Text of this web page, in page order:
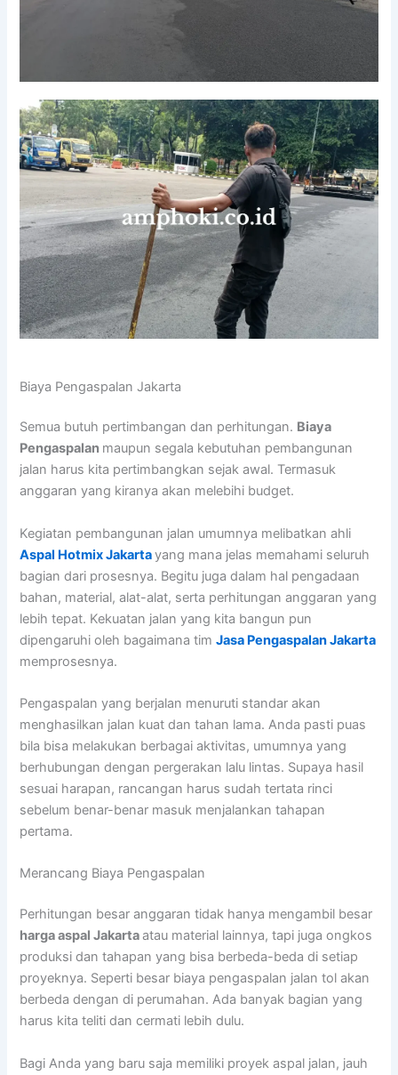
Biaya Pengaspalan Jakarta
Semua butuh pertimbangan dan perhitungan. Biaya
Pengaspalan maupun segala kebutuhan pembangunan
jalan harus kita pertimbangkan sejak awal. Termasuk
anggaran yang kiranya akan melebihi budget.
Kegiatan pembangunan jalan umumnya melibatkan ahli
Aspal Hotmix Jakartayang mana jelas memahami seluruh
bagian dari prosesnya. Begitu juga dalam hal pengadaan
bahan, material, alat-alat, serta perhitungan anggaran yang
lebih tepat. Kekuatan jalan yang kita bangun pun
dipengaruhi oleh bagaimana timJasa Pengaspalan Jakarta
memprosesnya.
Pengaspalan yang berjalan menuruti standar akan
menghasilkan jalan kuat dan tahan lama. Anda pasti puas
bila bisa melakukan berbagai aktivitas, umumnya yang
berhubungan dengan pergerakan lalu lintas. Supaya hasil
sesuai harapan, rancangan harus sudah tertata rinci
sebelum benar-benar masuk menjalankan tahapan
pertama.
Merancang Biaya Pengaspalan
Perhitungan besar anggaran tidak hanya mengambil besar
harga aspal Jakartaatau material lainnya, tapi juga ongkos
produksi dan tahapan yang bisa berbeda-beda di setiap
proyeknya. Seperti besar biaya pengaspalan jalan tol akan
berbeda dengan di perumahan. Ada banyak bagian yang
harus kita teliti dan cermati lebih dulu.
Bagi Anda yang baru saja memiliki proyek aspal jalan, jauh